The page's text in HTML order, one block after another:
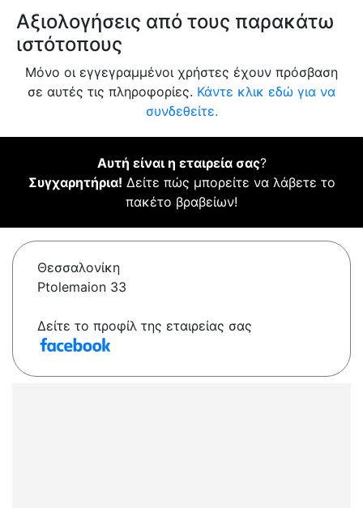
Αξιολογήσεις από τους παρακάτω
ιστότοπους
Μόνο οι εγγεγραμμένοι χρήστες έχουν πρόσβαση
σε αυτές τις πληροφορίες. Κάντε κλικ εδώ για να
συνδεθείτε.
Αυτή είναι η εταιρεία σας?
Συγχαρητήρια! Δείτε πώς μπορείτε να λάβετε το
πακέτο βραβείων!
Θεσσαλονίκη
Ptolemaion 33
Δείτε το προφίλ της εταιρείας σας